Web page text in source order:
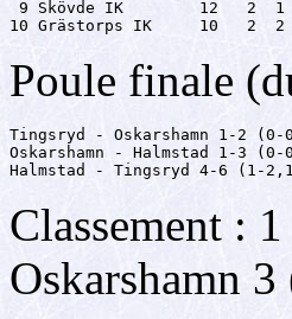
9 Skövde IK        12   2  1
10 Grästorps IK     10   2  2
Poule finale
Tingsryd - Oskarshamn 1-2
Oskarshamn - Halmstad 1-3
Halmstad - Tingsryd 4-6 (1-
Classement :
Oskarshamn 3